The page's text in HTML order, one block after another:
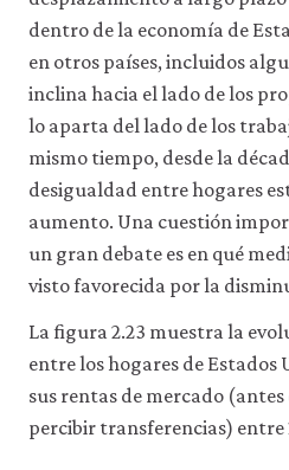
dentro de la economía de
en otros países, incluidos
inclina hacia el lado de los
lo aparta del lado de los
mismo tiempo, desde la
desigualdad entre hogares
aumento. Una cuestión
un gran debate es en qué
visto favorecida por la
La figura 2.23 muestra la
entre los hogares de Estados
sus rentas de mercado
percibir transferencias) entre